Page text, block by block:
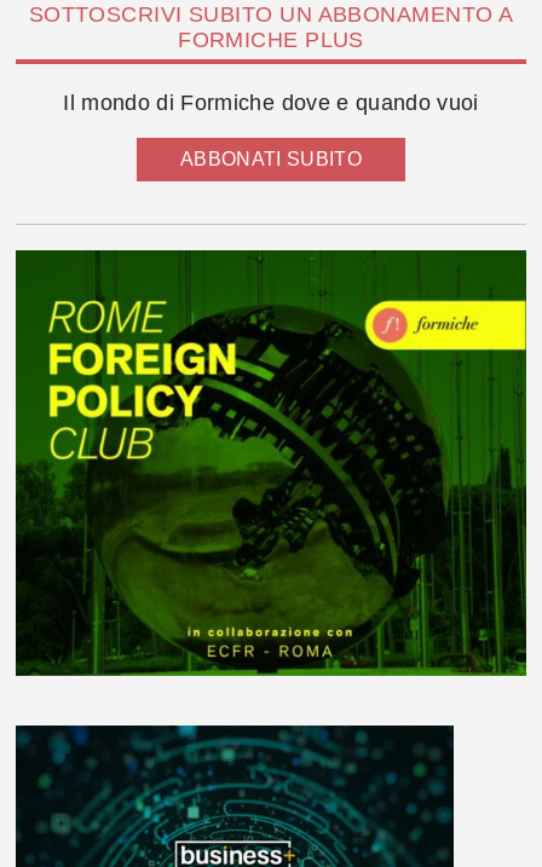
SOTTOSCRIVI SUBITO UN ABBONAMENTO A
FORMICHE PLUS
Il mondo di Formiche dove e quando vuoi
ABBONATI SUBITO